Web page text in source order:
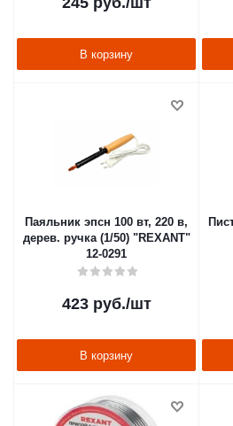
В корзину
Паяльник эпсн 100 вт, 220 в,
дерев. ручка (1/50) "REXANT"
12-0291
423руб./шт
В корзину